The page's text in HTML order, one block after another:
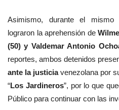
Asimismo, durante el mismo
lograron la aprehensión de
(50) y Valdemar Antonio
reportes, ambos detenidos
ante la justiciavenezolana por
“Los Jardineros”, por lo que
Público para continuar con las